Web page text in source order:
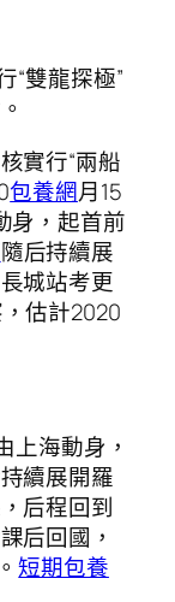
“雙龍探極”
實行“兩船
包養網月15
身，起首前
隨后持續展
城站考更
，估計2020
上海動身，
續展開羅
后程回到
后回國，
短期包養